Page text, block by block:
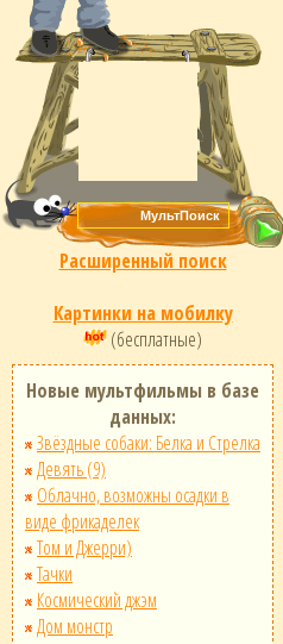
Расширенный поиск
Картинки на мобилку
(бесплатные)
Новые мультфильмы в базе
данных:
Звёздные собаки: Белка и Стрелка
Девять (9)
Облачно, возможны осадки в
виде фрикаделек
Том и Джерри)
Тачки
Космический джэм
Дом монстр